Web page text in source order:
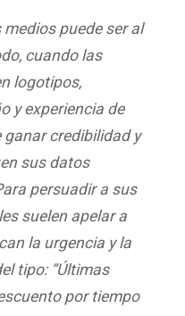
puede ser al
cuando las
logotipos,
y experiencia de
credibilidad y
sus datos
persuadir a sus
suelen apelar a
la urgencia y la
tipo: “Últimas
por tiempo